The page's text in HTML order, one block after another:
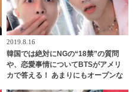
2019.8.16
韓国では絶対にNGの“18禁”の質問
や、恋愛事情についてBTSがアメリ
カで答える！ あまりにもオープンな